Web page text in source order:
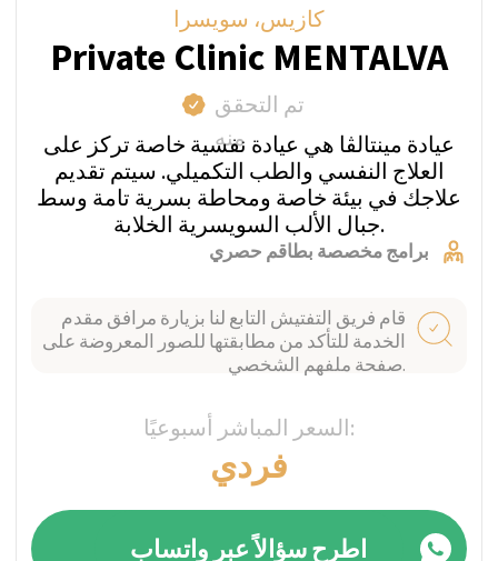
I confirm my agreement with terms
conditions andprivacy policy.